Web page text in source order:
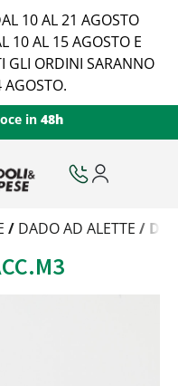
10 AL 21 AGOSTO
10 AL 15 AGOSTO E
GLI ORDINI SARANNO
AGOSTO.
in 48h
/ DADO AD ALETTE /